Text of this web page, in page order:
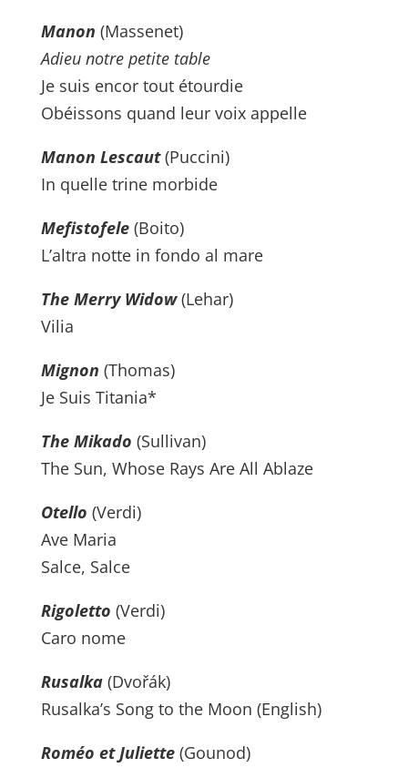
Manon (Massenet)
Adieu notre petite table
Je suis encor tout étourdie
Obéissons quand leur voix appelle
Manon Lescaut(Puccini)
In quelle trine morbide
Mefistofele(Boito)
L’altra notte in fondo al mare
The Merry Widow(Lehar)
Vilia
Mignon (Thomas)
Je Suis Titania*
The Mikado (Sullivan)
The Sun, Whose Rays Are All Ablaze
Otello (Verdi)
Ave Maria
Salce, Salce
Rigoletto (Verdi)
Caro nome
Rusalka (Dvořák)
Rusalka’s Song to the Moon (English)
Roméo et Juliette (Gounod)